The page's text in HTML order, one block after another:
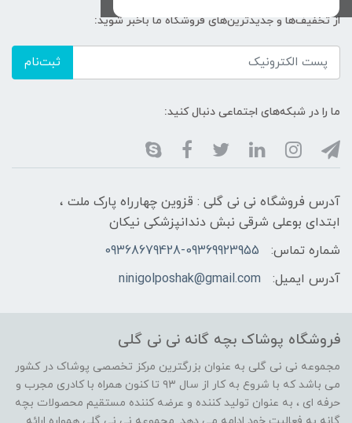
از تخفیف‌ها و جدیدترین‌های فروشگاه ما باخبر شوید:
ثبت‌نام
ما را در شبکه‌های اجتماعی دنبال کنید:
آدرس فروشگاه نی نی گلی : قزوین چهارراه پارک ملت ،
ابتدای بوعلی شرقی نبش دندانپزشکی نیکان
شماره تماس:
09368679428-09369923955
آدرس ایمیل:
ninigolposhak@gmail.com
فروشگاه پوشاک بچه گانه نی نی گلی
مجموعه نی نی گلی به عنوان بزرگترین مرکز تخصصی پوشاک در کشور
می باشد که با شروع به کار از سال ۹۳ تا کنون همراه با کادری مجرب و
حرفه ای ، به عنوان تولید کننده و عرضه کننده مستقیم محصولات بچه